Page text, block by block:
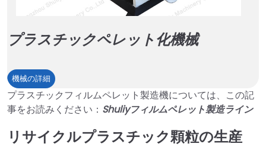
プラスチックペレット化機械
機械の詳細 プ
ラ
ス
ッ
プラスチックフィルムペレット製造機については、この記
事をお読みください： Shuliyフィルムペレット製造ライン
リサイクルプラスチック顆粒の生産